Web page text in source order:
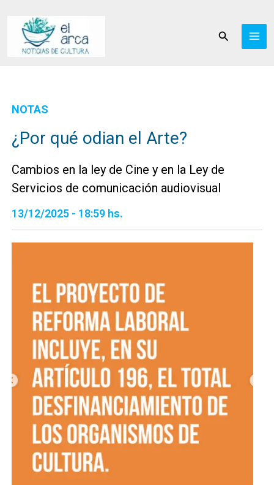
contenido
Buscar
NOTAS
¿Por qué odian el Arte?
Cambios en la ley de Cine y en la Ley de
Servicios de comunicación audiovisual
13/12/2025 - 18:59 hs.